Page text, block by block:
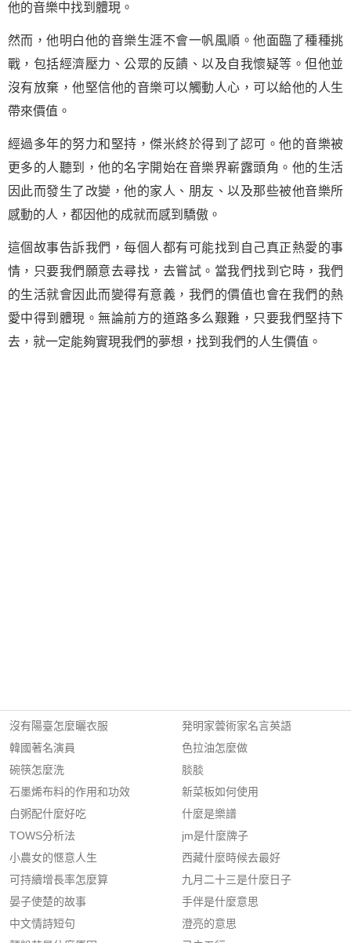
他的音樂中找到體現。
然而，他明白他的音樂生涯不會一帆風順。他面臨了種種挑
戰，包括經濟壓力、公眾的反饋、以及自我懷疑等。但他並
沒有放棄，他堅信他的音樂可以觸動人心，可以給他的人生
帶來價值。
經過多年的努力和堅持，傑米終於得到了認可。他的音樂被
更多的人聽到，他的名字開始在音樂界嶄露頭角。他的生活
因此而發生了改變，他的家人、朋友、以及那些被他音樂所
感動的人，都因他的成就而感到驕傲。
這個故事告訴我們，每個人都有可能找到自己真正熱愛的事
情，只要我們願意去尋找，去嘗試。當我們找到它時，我們
的生活就會因此而變得有意義，我們的價值也會在我們的熱
愛中得到體現。無論前方的道路多么艱難，只要我們堅持下
去，就一定能夠實現我們的夢想，找到我們的人生價值。
沒有陽臺怎麼曬衣服
韓國著名演員
碗筷怎麼洗
石墨烯布料的作用和功效
白粥配什麼好吃
TOWS分析法
小農女的愜意人生
可持續增長率怎麼算
晏子使楚的故事
中文情詩短句
発明家蕓術家名言英語
色拉油怎麼做
腅腅
新菜板如何使用
什麼是樂譜
jm是什麼牌子
西藏什麼時候去最好
九月二十三是什麼日子
手伴是什麼意思
澄亮的意思